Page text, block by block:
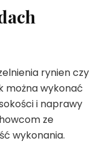
rynien czy
można wykonać
i naprawy
ze
wykonania.